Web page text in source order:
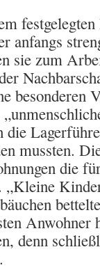
anfangs
sie zum
besonderen
die
mussten.
die
Anwohner
denn